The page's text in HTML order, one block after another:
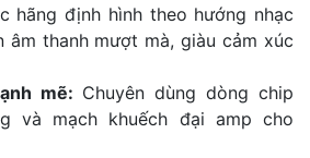
hãng định hình theo hướng nhạc
âm thanh mượt mà, giàu cảm xúc
mẽ: Chuyên dùng dòng chip
và mạch khuếch đại amp cho